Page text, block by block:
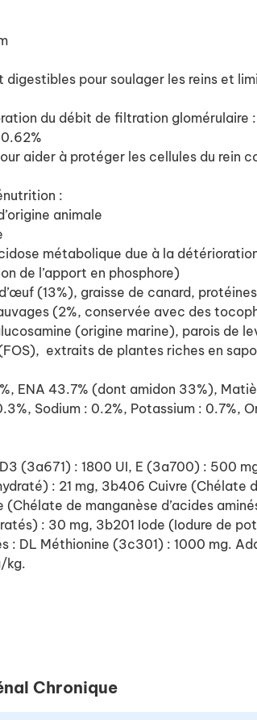
pour soulager les reins et
du débit de filtration glomérulaire :
aider à protéger les cellules du rein
:
animale
métabolique due à la
de l’apport en phosphore)
(13%), graisse de canard,
(2%, conservée avec des
(origine marine), parois de
extraits de plantes riches en
ENA 43.7% (dont amidon 33%),
Sodium : 0.2%, Potassium : 0.7%,
(3a671) : 1800 UI, E (3a700) : 500
: 21 mg, 3b406 Cuivre (Chélate
de manganèse d’acides
: 30 mg, 3b201 Iode (Iodure de
: DL Méthionine (3c301) : 1000 mg.
kg.
Chronique